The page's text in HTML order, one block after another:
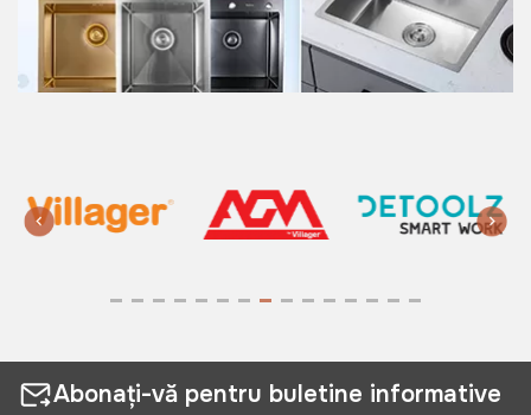
Abonați-vă pentru buletine informative